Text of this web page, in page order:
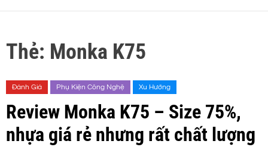
Thẻ: Monka K75
Đánh Giá Phụ Kiện Công Nghệ Xu Hướng
Review Monka K75 – Size 75%,
nhựa giá rẻ nhưng rất chất lượng